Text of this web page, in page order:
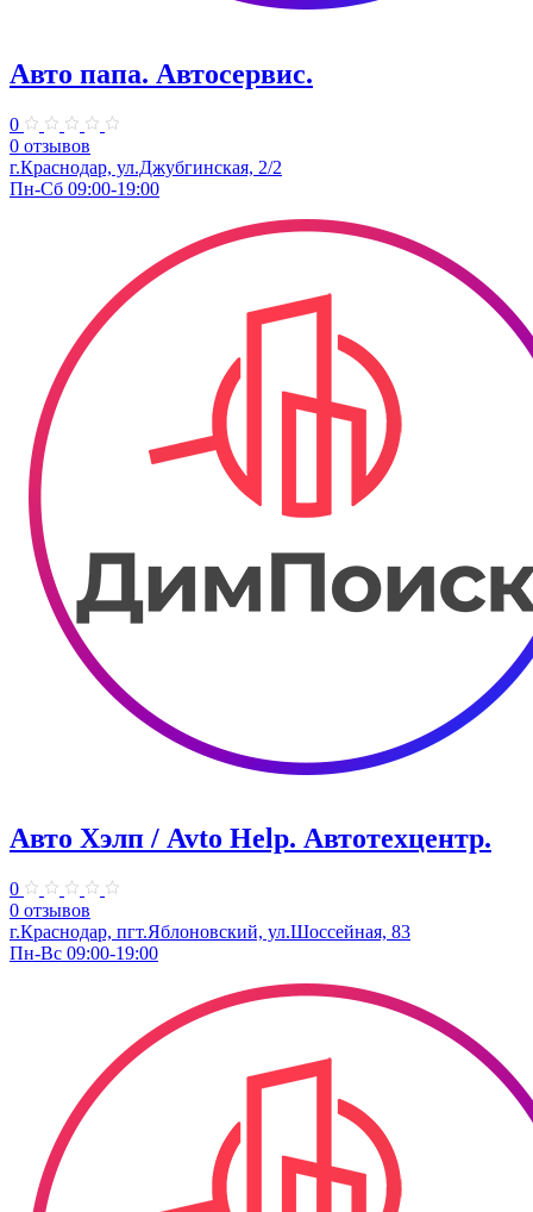
Авто папа. ​Автосервис.
0
0 отзывов
г.Краснодар, ул.Джубгинская, 2/2
Пн-Сб 09:00-19:00
Авто Хэлп / Avto Help. Автотехцентр.
0
0 отзывов
г.Краснодар, пгт.Яблоновский, ул.Шоссейная, 83
Пн-Вс 09:00-19:00